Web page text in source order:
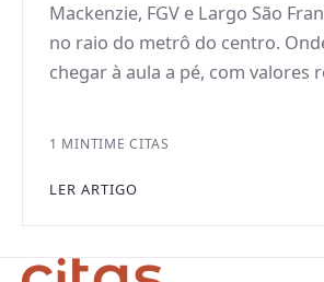
Mackenzie, FGV e Largo São
no raio do metrô do centro.
chegar à aula a pé, com valores
1 MINTIME CITAS
LER ARTIGO